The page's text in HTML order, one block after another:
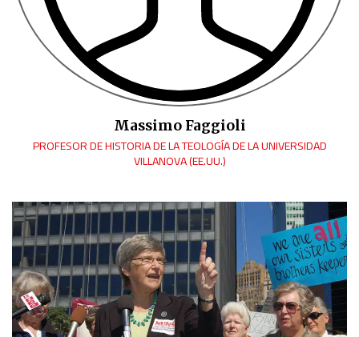
Massimo Faggioli
PROFESOR DE HISTORIA DE LA TEOLOGÍA DE LA UNIVERSIDAD
VILLANOVA (EE.UU.)